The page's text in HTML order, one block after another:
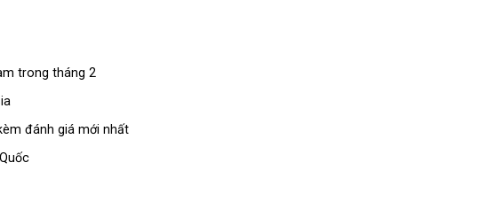
trong tháng 2
đánh giá mới nhất